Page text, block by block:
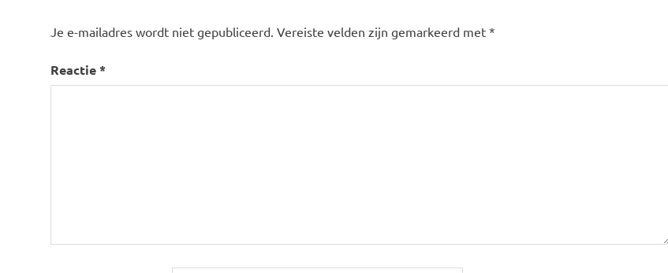
Je e-mailadres wordt niet gepubliceerd. Vereiste velden zijn gemarkeerd met *
Reactie*